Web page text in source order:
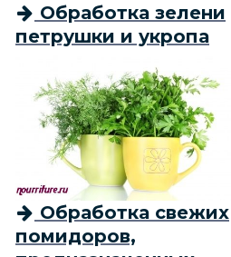
Обработка зелени
петрушки и укропа
Обработка свежих
помидоров,